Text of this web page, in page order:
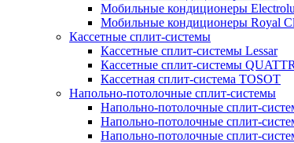
Мобильные кондиционеры
Мобильные кондиционеры Royal
Кассетные сплит-системы
Кассетные сплит-системы Lessar
Кассетные сплит-системы
Кассетная сплит-система TOSOT
Напольно-потолочные сплит-системы
Напольно-потолочные сплит-
Напольно-потолочные сплит-
Напольно-потолочные сплит-